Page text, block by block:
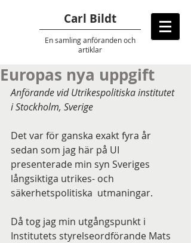
Carl Bildt
En samling anförandenoch
artiklar
Europas nya uppgift
Anförande vid Utrikespolitiska institutet
i Stockholm, Sverige
Det var för ganska exakt fyra år
sedan som jag här på UI
presenterade min syn Sveriges
långsiktiga utrikes- och
säkerhetspolitiska  utmaningar.
Då tog jag min utgångspunkt i
Institutets styrelseordförande Mats